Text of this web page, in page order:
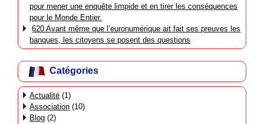
pour mener une enquête limpide et en tirer les conséquences
pour le Monde Entier.
620 Avant même que l’euronumérique ait fait ses preuves les
banques, les citoyens se posent des questions
Catégories
Actualité (1)
Association (10)
Blog (2)